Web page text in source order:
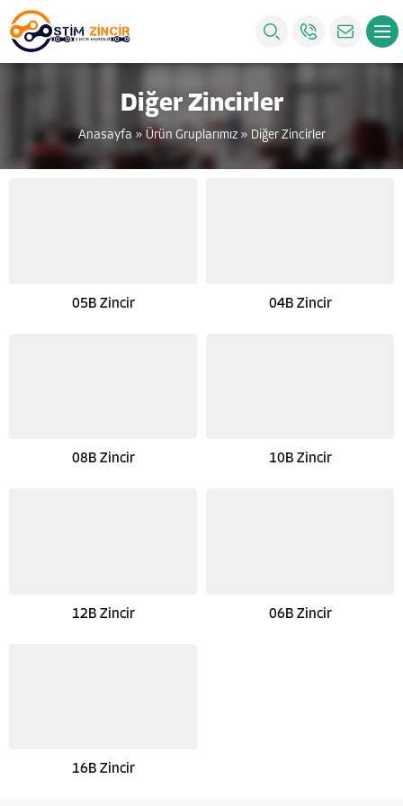
Diğer Zincirler
Anasayfa » Ürün Gruplarımız» Diğer Zincirler
05B Zincir 04B Zincir
08B Zincir 10B Zincir
12B Zincir 06B Zincir
16B Zincir